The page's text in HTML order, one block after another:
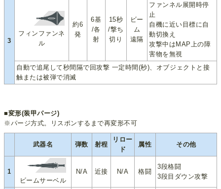
3
フィンファンネ
ル
約6
発
6基
/各
射
15秒
/撃ち
切り
ビー
ム
遠隔
ファンネル展開時停
止
自機に近い目標に自
動切換え
攻撃中はMAP上の障
害物を無視
自動で追尾して秒間隔で回攻撃 一定時間(秒)、オブジェクトと接
触または被弾で消滅
■変形(装甲パージ)
※パージ方式。リスポンするまで再変形不可
武器名 弾数 射程
リロー
ド
属性 その他
1
ビームサーベル
N/A 近接 N/A 格闘
3段格闘
3段目ダウン攻撃